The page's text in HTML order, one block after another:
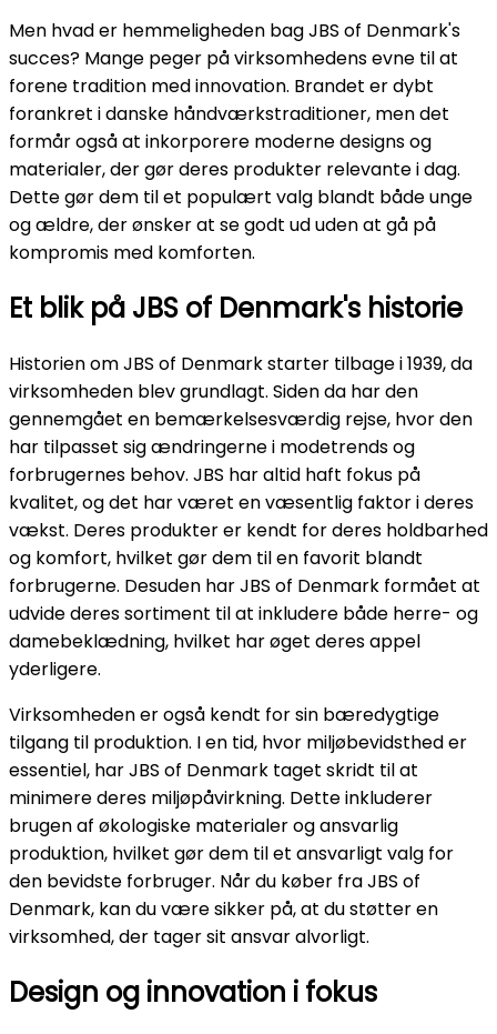
Men hvad er hemmeligheden bag JBS of Denmark's
succes? Mange peger på virksomhedens evne til at
forene tradition med innovation. Brandet er dybt
forankret i danske håndværkstraditioner, men det
formår også at inkorporere moderne designs og
materialer, der gør deres produkter relevante i dag.
Dette gør dem til et populært valg blandt både unge
og ældre, der ønsker at se godt ud uden at gå på
kompromis med komforten.
Et blik på JBS of Denmark's historie
Historien om JBS of Denmark starter tilbage i 1939, da
virksomheden blev grundlagt. Siden da har den
gennemgået en bemærkelsesværdig rejse, hvor den
har tilpasset sig ændringerne i modetrends og
forbrugernes behov. JBS har altid haft fokus på
kvalitet, og det har været en væsentlig faktor i deres
vækst. Deres produkter er kendt for deres holdbarhed
og komfort, hvilket gør dem til en favorit blandt
forbrugerne. Desuden har JBS of Denmark formået at
udvide deres sortiment til at inkludere både herre- og
damebeklædning, hvilket har øget deres appel
yderligere.
Virksomheden er også kendt for sin bæredygtige
tilgang til produktion. I en tid, hvor miljøbevidsthed er
essentiel, har JBS of Denmark taget skridt til at
minimere deres miljøpåvirkning. Dette inkluderer
brugen af økologiske materialer og ansvarlig
produktion, hvilket gør dem til et ansvarligt valg for
den bevidste forbruger. Når du køber fra JBS of
Denmark, kan du være sikker på, at du støtter en
virksomhed, der tager sit ansvar alvorligt.
Design og innovation i fokus